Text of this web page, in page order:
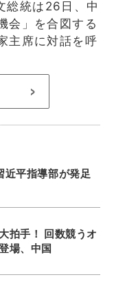
総統は26日、中
会」を合図する
主席に対話を呼
>
近平指導部が発足
拍手！ 回数競うオ
場、中国